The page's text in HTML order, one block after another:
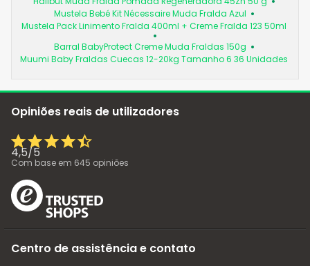
Mustela Bebé Kit Nécessaire Muda Fralda Azul
Mustela Pack Linimento Fralda 400ml + Creme Fralda 123 50ml
Barral BabyProtect Creme Muda Fraldas 150g
Muumi Baby Fraldas Cuecas 12-20kg Tamanho 6 36 Unidades
Opiniões reais de utilizadores
4,5/5
Com base em 645 opiniões
Centro de assistência e contato